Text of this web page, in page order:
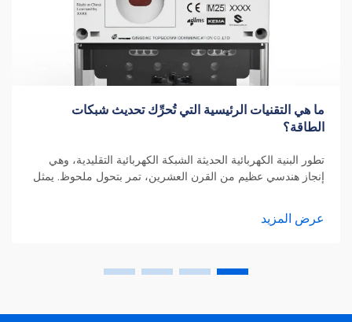
ما هي التقنيات الرئيسية التي تُحرِّك تحديث شبكات
الطاقة؟
تطور البنية الكهربائية الحديثة الشبكة الكهربائية التقليدية، وهي
إنجاز هندسي عظيم من القرن العشرين، تمر بتحول ملحوظ. يمثل
الإطلاق...
عرض المزيد